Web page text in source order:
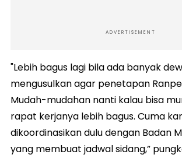
ADVERTISEMENT
"Lebih bagus lagi bila ada banyak
mengusulkan agar penetapan
Mudah-mudahan nanti kalau bisa
rapat kerjanya lebih bagus. Cuma
dikoordinasikan dulu dengan Badan
yang membuat jadwal sidang,”